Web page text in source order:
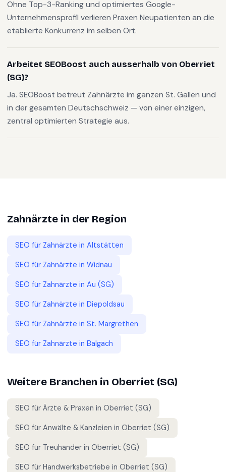
Ohne Top-3-Ranking und optimiertes Google-
Unternehmensprofil verlieren Praxen Neupatienten an die
etablierte Konkurrenz im selben Ort.
Arbeitet SEOBoost auch ausserhalb von Oberriet
(SG)?
Ja. SEOBoost betreut Zahnärzte im ganzen St. Gallen und
in der gesamten Deutschschweiz — von einer einzigen,
zentral optimierten Strategie aus.
Zahnärzte in der Region
SEO für Zahnärzte in Altstätten
SEO für Zahnärzte in Widnau
SEO für Zahnärzte in Au (SG)
SEO für Zahnärzte in Diepoldsau
SEO für Zahnärzte in St. Margrethen
SEO für Zahnärzte in Balgach
Weitere Branchen in Oberriet (SG)
SEO für Ärzte & Praxen in Oberriet (SG)
SEO für Anwälte & Kanzleien in Oberriet (SG)
SEO für Treuhänder in Oberriet (SG)
SEO für Handwerksbetriebe in Oberriet (SG)